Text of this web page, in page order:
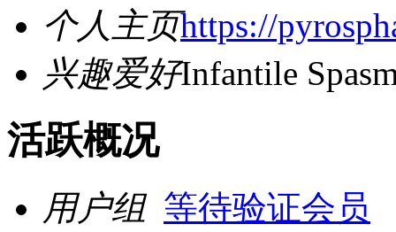
个人主页https://
兴趣爱好Infantile
活跃概况
用户组 等待验证会员